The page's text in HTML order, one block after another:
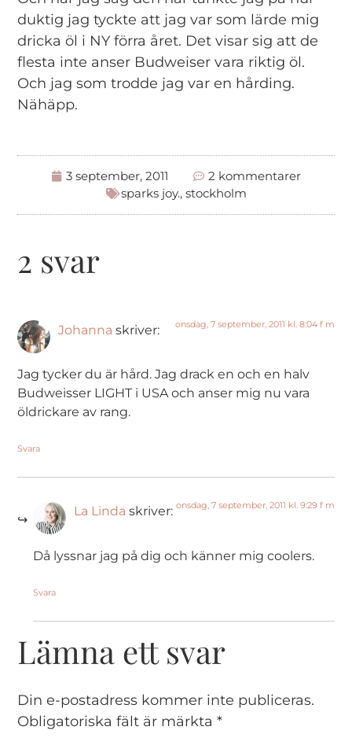
duktig jag tyckte att jag var som lärde mig
dricka öl i NY förra året. Det visar sig att de
flesta inte anser Budweiser vara riktig öl.
Och jag som trodde jag var en hårding.
Nähäpp.
3 september, 2011
2 kommentarer
sparks joy., stockholm
2 svar
Johanna skriver: onsdag, 7 september, 2011 kl. 8:04 f m
Jag tycker du är hård. Jag drack en och en halv
Budweisser LIGHT i USA och anser mig nu vara
öldrickare av rang.
Svara
La Linda skriver: onsdag, 7 september, 2011 kl. 9:29 f m
Då lyssnar jag på dig och känner mig coolers.
Svara
Lämna ett svar
Din e-postadress kommer inte publiceras.
Obligatoriska fält är märkta*